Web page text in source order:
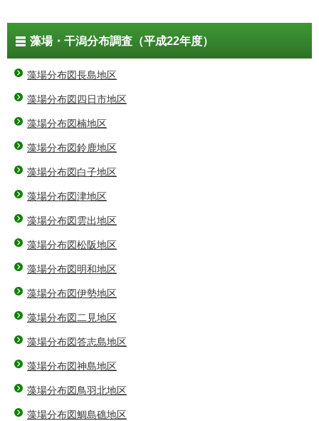
藻場・干潟分布調査（平成22年度）
藻場分布図長島地区
藻場分布図四日市地区
藻場分布図楠地区
藻場分布図鈴鹿地区
藻場分布図白子地区
藻場分布図津地区
藻場分布図雲出地区
藻場分布図松阪地区
藻場分布図明和地区
藻場分布図伊勢地区
藻場分布図二見地区
藻場分布図答志島地区
藻場分布図神島地区
藻場分布図鳥羽北地区
藻場分布図鯛島礁地区